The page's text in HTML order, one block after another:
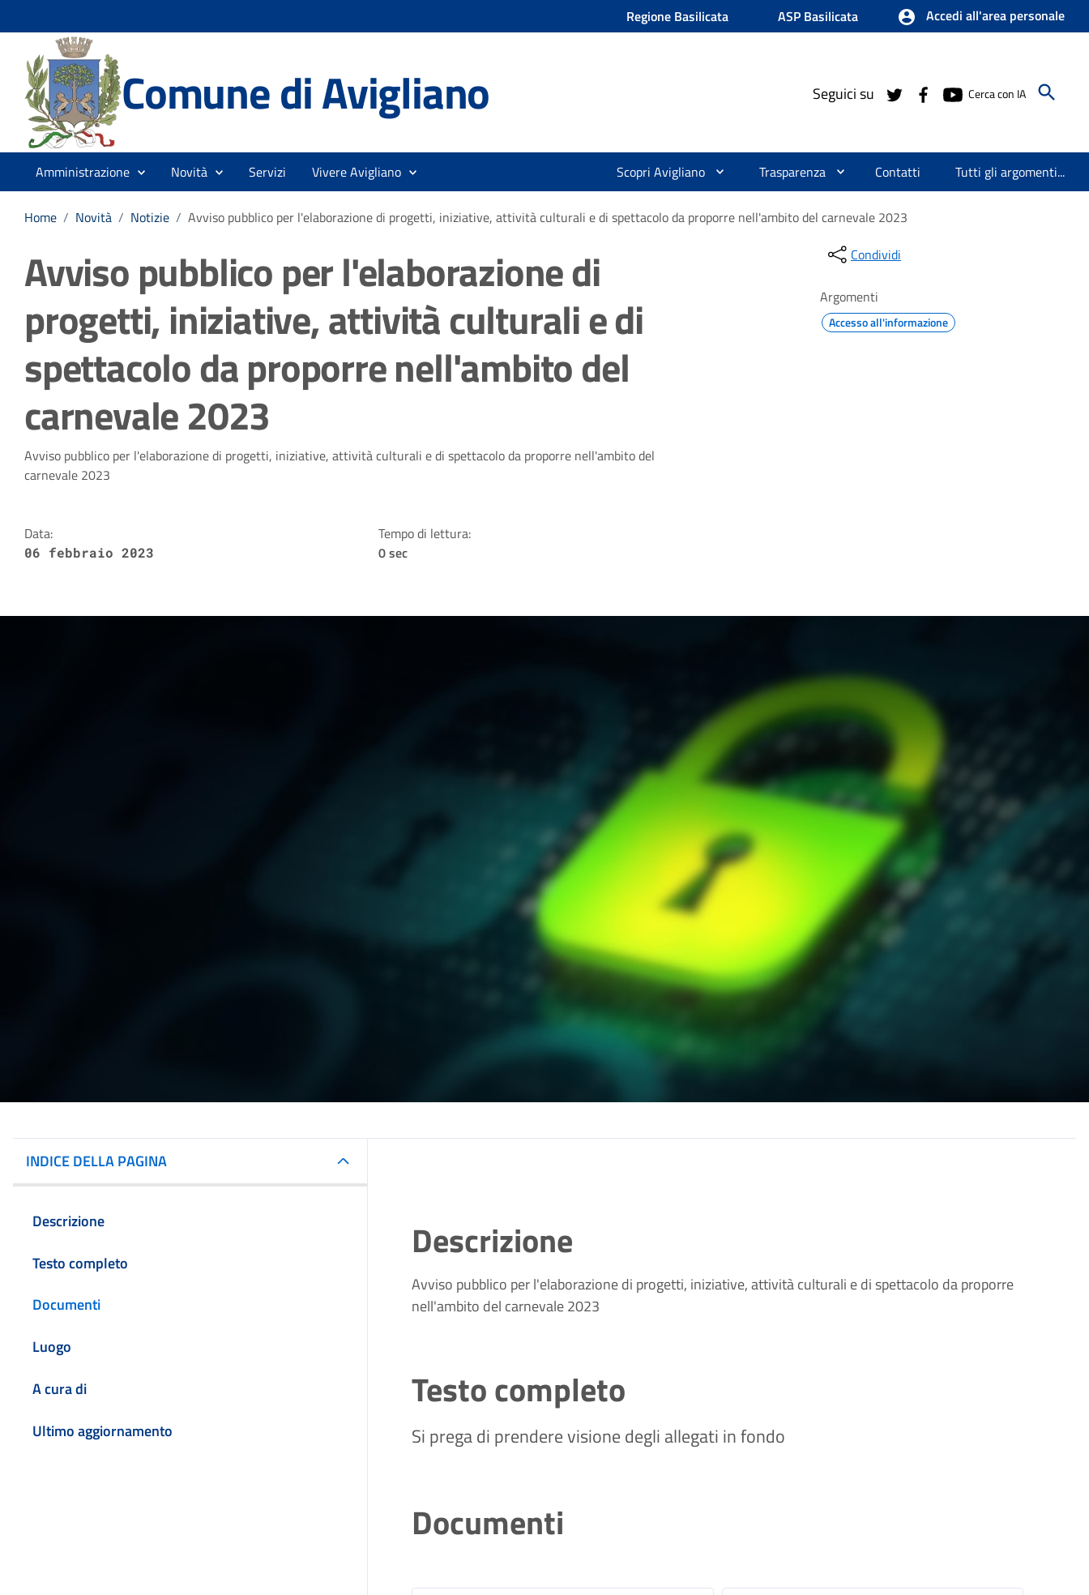
Regione Basilicata ASP Basilicata Accedi all'area personale
Comune di Avigliano Seguici su Cerca con IA
Amministrazione Novità Servizi Vivere Avigliano Scopri Avigliano Trasparenza Contatti Tutti gli argomenti...
Home / Novità / Notizie / Avviso pubblico per l'elaborazione di progetti, iniziative, attività culturali e di spettacolo da proporre nell'ambito del carnevale 2023
Avviso pubblico per l'elaborazione di
progetti, iniziative, attività culturali e di
spettacolo da proporre nell'ambito del
carnevale 2023
Dettagli della notizia
Avviso pubblico per l'elaborazione di progetti, iniziative, attività culturali e di spettacolo da proporre nell'ambito del
carnevale 2023
Data:
06 febbraio 2023
Tempo di lettura:
0 sec
Condividi
Argomenti
Accesso all'informazione
INDICE DELLA PAGINA
Descrizione
Testo completo
Documenti
Luogo
A cura di
Ultimo aggiornamento
Descrizione
Avviso pubblico per l'elaborazione di progetti, iniziative, attività culturali e di spettacolo da proporre
nell'ambito del carnevale 2023
Testo completo
Si prega di prendere visione degli allegati in fondo
Documenti